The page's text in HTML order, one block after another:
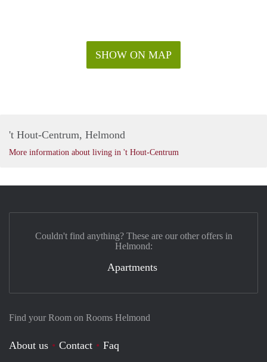
SHOW ON MAP
't Hout-Centrum, Helmond
More information about living in 't Hout-Centrum
Find your Room on Rooms Helmond
About us Contact Faq
Couldn't find anything? These are our other offers in
Helmond:
Apartments